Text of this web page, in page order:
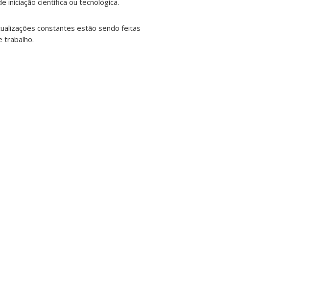
iniciação científica ou tecnológica.
constantes estão sendo feitas
trabalho.